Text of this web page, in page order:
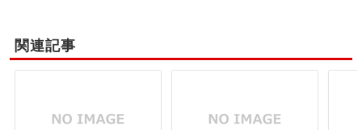
関連記事